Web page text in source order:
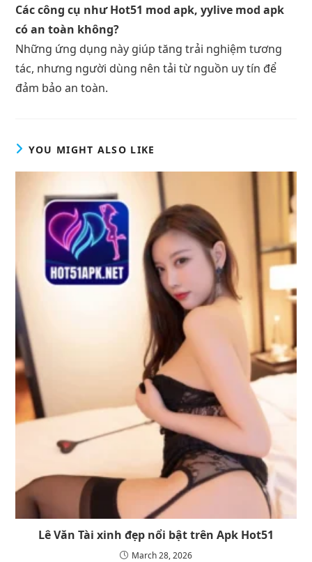
Các công cụ như Hot51 mod apk, yylive mod apk
có an toàn không?
Những ứng dụng này giúp tăng trải nghiệm tương
tác, nhưng người dùng nên tải từ nguồn uy tín để
đảm bảo an toàn.
YOU MIGHT ALSO LIKE
Lê Văn Tài xinh đẹp nổi bật trên Apk Hot51
March 28, 2026